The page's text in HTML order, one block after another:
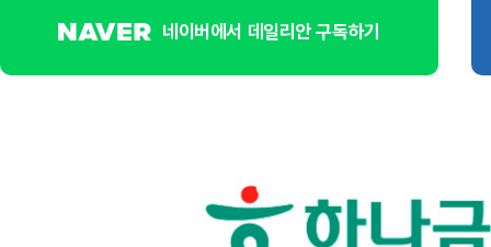
네이버에서 데일리안 구독하기